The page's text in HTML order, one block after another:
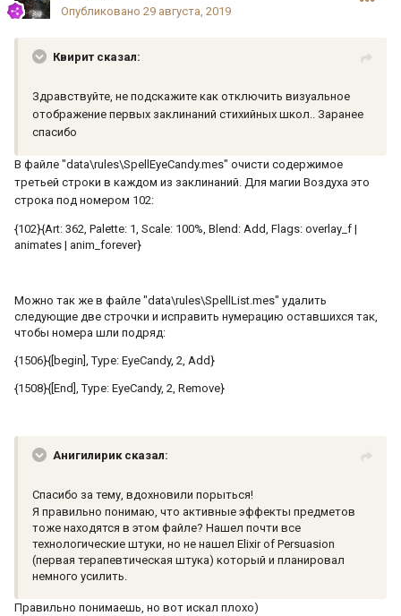
Опубликовано 29 августа, 2019
Квирит сказал:
Здравствуйте, не подскажите как отключить визуальное
отображение первых заклинаний стихийных школ.. Заранее
спасибо
В файле "data\rules\SpellEyeCandy.mes" очисти содержимое
третьей строки в каждом из заклинаний. Для магии Воздуха это
строка под номером 102:
{102}{Art: 362, Palette: 1, Scale: 100%, Blend: Add, Flags: overlay_f |
animates | anim_forever}
Можно так же в файле "data\rules\SpellList.mes" удалить
следующие две строчки и исправить нумерацию оставшихся так,
чтобы номера шли подряд:
{1506}{[begin], Type: EyeCandy, 2, Add}
{1508}{[End], Type: EyeCandy, 2, Remove}
Анигилирик сказал:
Спасибо за тему, вдохновили порыться!
Я правильно понимаю, что активные эффекты предметов
тоже находятся в этом файле? Нашел почти все
технологические штуки, но не нашел Elixir of Persuasion
(первая терапевтическая штука) который и планировал
немного усилить.
Правильно понимаешь, но вот искал плохо)